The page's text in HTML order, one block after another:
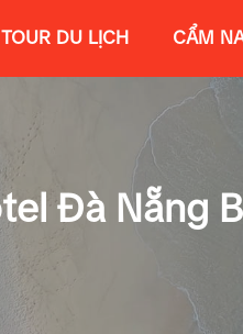
TOUR DU LỊCH CẨM
Đà Nẵng